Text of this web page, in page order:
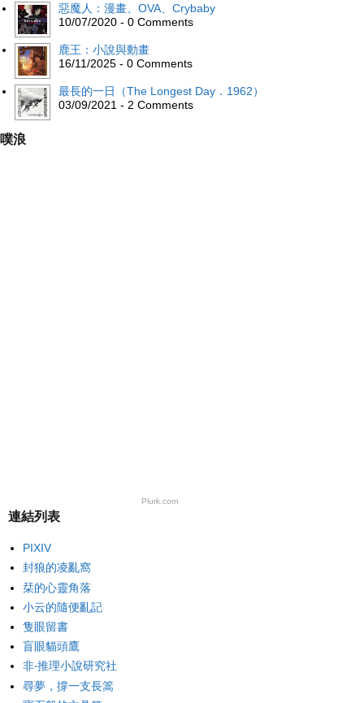
惡魔人：漫畫、OVA、Crybaby
10/07/2020 - 0 Comments
鹿王：小說與動畫
16/11/2025 - 0 Comments
最長的一日（The Longest Day．1962）
03/09/2021 - 2 Comments
噗浪
Plurk.com
連結列表
PIXIV
封狼的凌亂窩
栞的心靈角落
小云的隨便亂記
隻眼留書
盲眼貓頭鷹
非‧推理小說研究社
尋夢，撐一支長篙